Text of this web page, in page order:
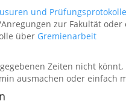
und
zur Fakultät oder
über Gremienarbeit
Zeiten nicht
ausmachen oder einfach